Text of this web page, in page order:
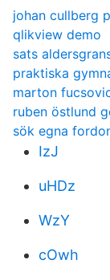
johan cullberg
qlikview demo
sats
praktiska
marton
ruben östlund
sök egna
IzJ
uHDz
WzY
cOwh